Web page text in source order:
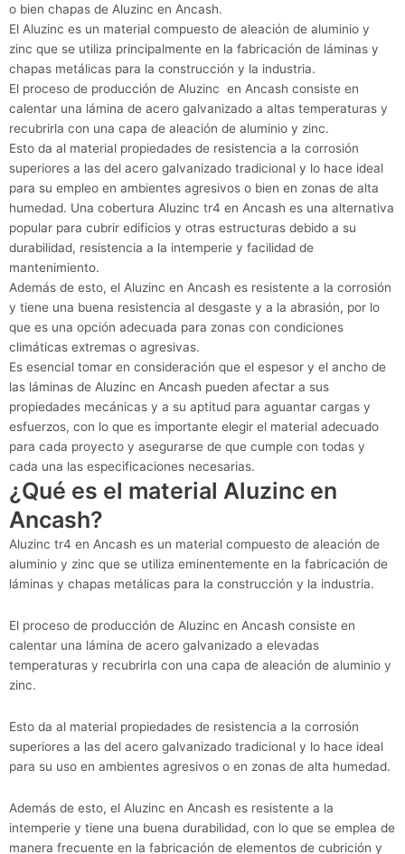
o bien chapas de Aluzinc en Ancash.
El Aluzinc es un material compuesto de aleación de aluminio y
zinc que se utiliza principalmente en la fabricación de láminas y
chapas metálicas para la construcción y la industria.
El proceso de producción de Aluzinc en Ancash consiste en
calentar una lámina de acero galvanizado a altas temperaturas y
recubrirla con una capa de aleación de aluminio y zinc.
Esto da al material propiedades de resistencia a la corrosión
superiores a las del acero galvanizado tradicional y lo hace ideal
para su empleo en ambientes agresivos o bien en zonas de alta
humedad. Una cobertura Aluzinc tr4 en Ancash es una alternativa
popular para cubrir edificios y otras estructuras debido a su
durabilidad, resistencia a la intemperie y facilidad de
mantenimiento.
Además de esto, el Aluzinc en Ancash es resistente a la corrosión
y tiene una buena resistencia al desgaste y a la abrasión, por lo
que es una opción adecuada para zonas con condiciones
climáticas extremas o agresivas.
Es esencial tomar en consideración que el espesor y el ancho de
las láminas de Aluzinc en Ancash pueden afectar a sus
propiedades mecánicas y a su aptitud para aguantar cargas y
esfuerzos, con lo que es importante elegir el material adecuado
para cada proyecto y asegurarse de que cumple con todas y
cada una las especificaciones necesarias.
¿Qué es el material Aluzinc en
Ancash?
Aluzinc tr4 en Ancash es un material compuesto de aleación de
aluminio y zinc que se utiliza eminentemente en la fabricación de
láminas y chapas metálicas para la construcción y la industria.
El proceso de producción de Aluzinc en Ancash consiste en
calentar una lámina de acero galvanizado a elevadas
temperaturas y recubrirla con una capa de aleación de aluminio y
zinc.
Esto da al material propiedades de resistencia a la corrosión
superiores a las del acero galvanizado tradicional y lo hace ideal
para su uso en ambientes agresivos o en zonas de alta humedad.
Además de esto, el Aluzinc en Ancash es resistente a la
intemperie y tiene una buena durabilidad, con lo que se emplea de
manera frecuente en la fabricación de elementos de cubrición y